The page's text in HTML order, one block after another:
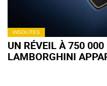
INSOLITES
UN RÉVEIL À 750
LAMBORGHINI